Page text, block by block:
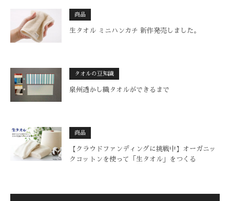
商品
生タオル ミニハンカチ 新作発売しました。
タオルの豆知識
泉州透かし織タオルができるまで
商品
【クラウドファンディングに挑戦中】オーガニッ
クコットンを使って「生タオル」をつくる